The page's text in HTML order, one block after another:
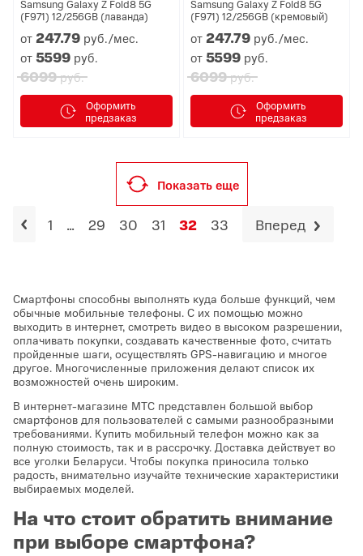
Samsung Galaxy Z Fold8 5G
(F971) 12/256GB (лаванда)
от247.79 руб./мес.
от5599 руб.
6099руб.
Оформить
предзаказ
Samsung Galaxy Z Fold8 5G
(F971) 12/256GB (кремовый)
от247.79 руб./мес.
от5599 руб.
6099руб.
Оформить
предзаказ
Показать еще
1 ... 29 30 31 32 33 Вперед
Смартфоны способны выполнять куда больше функций, чем
обычные мобильные телефоны. С их помощью можно
выходить в интернет, смотреть видео в высоком разрешении,
оплачивать покупки, создавать качественные фото, считать
пройденные шаги, осуществлять GPS-навигацию и многое
другое. Многочисленные приложения делают список их
возможностей очень широким.
В интернет-магазине МТС представлен большой выбор
смартфонов для пользователей с самыми разнообразными
требованиями. Купить мобильный телефон можно как за
полную стоимость, так и в рассрочку. Доставка действует во
все уголки Беларуси. Чтобы покупка приносила только
радость, внимательно изучайте технические характеристики
выбираемых моделей.
На что стоит обратить внимание
при выборе смартфона?